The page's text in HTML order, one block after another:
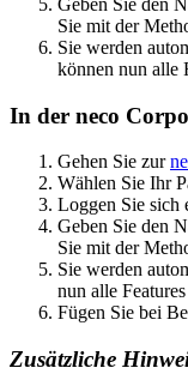
Geben Sie den
Sie mit der
Sie werden
können nun alle
In der neco
Gehen Sie zur
Wählen Sie Ihr
Loggen Sie sich
Geben Sie den
Sie mit der
Sie werden
nun alle
Fügen Sie bei
Zusätzliche